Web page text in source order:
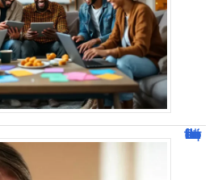
Jacques Dutronc fortune : estimation et sources de richesse !